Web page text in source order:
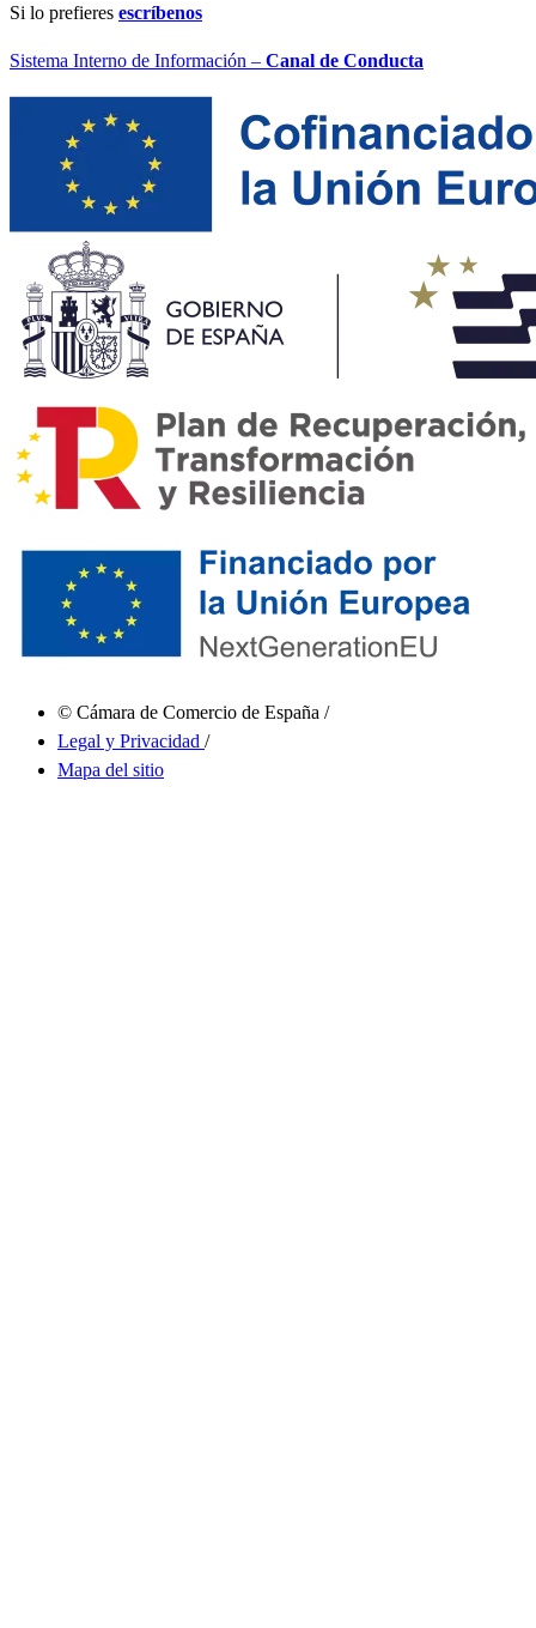
Si lo prefieres escríbenos
Sistema Interno de Información – Canal de Conducta
© Cámara de Comercio de España /
Legal y Privacidad /
Mapa del sitio